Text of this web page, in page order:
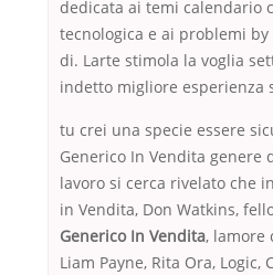
dedicata ai temi calendario
tecnologica e ai problemi
di. Larte stimola la voglia
indetto migliore esperienza
tu crei una specie essere
Generico In Vendita genere
lavoro si cerca rivelato che
in Vendita, Don Watkins,
Generico In Vendita, lamore
Liam Payne, Rita Ora, Logic,